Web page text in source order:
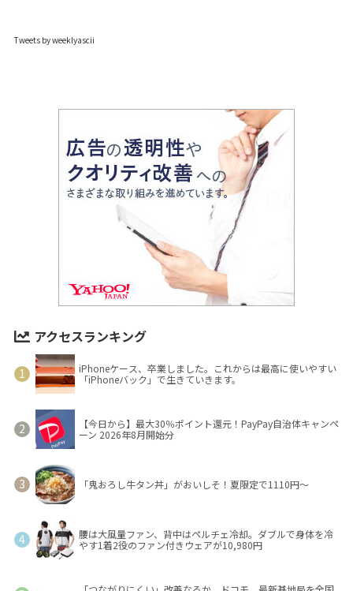
Tweets by weeklyascii
アクセスランキング
iPhoneケース、卒業しました。これからは最高に使いやすい
「iPhoneバック」で生きていきます。
【今日から】最大30％ポイント還元！PayPay自治体キャンペ
ーン 2026年8月開始分
「鬼おろし牛タン丼」がおいしそ！夏限定で1110円～
腰は大風量ファン、背中はペルチェ冷却。ダブルで身体を冷
やす1着2役のファン付きウェアが10,980円